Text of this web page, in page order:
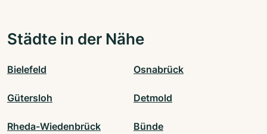
Städte in der Nähe
Bielefeld Osnabrück
Gütersloh Detmold
Rheda-Wiedenbrück Bünde